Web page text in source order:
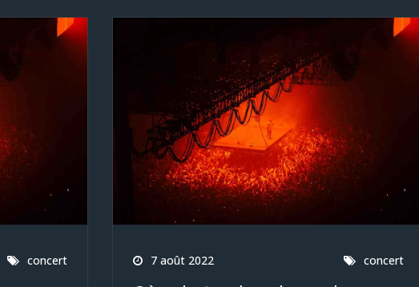
concert 7 août 2022 concert